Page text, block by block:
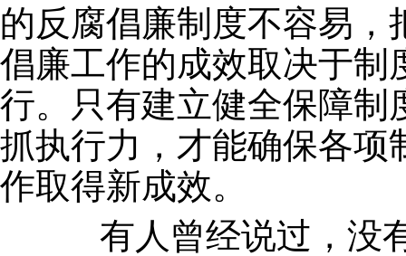
的反腐倡廉制度不容易
倡廉工作的成效取决于制
行。只有建立健全保障制
抓执行力，才能确保各项
作取得新成效。
有人曾经说过，没有